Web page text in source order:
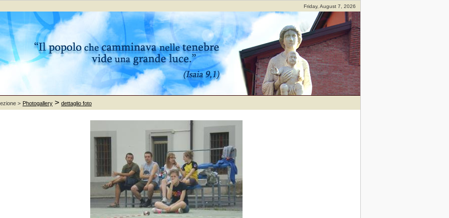
Friday, August 7, 2026
> Photogallery > dettaglio foto